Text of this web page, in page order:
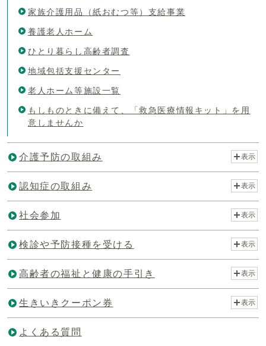
家族介護用品（紙おむつ等）支給事業
養護老人ホーム
ひとり暮らし高齢者調査
地域包括支援センター
老人ホーム等施設一覧
もしものときに備えて、「救急医療情報キット」を用
意しませんか
介護予防の取組み 表示
認知症の取組み 表示
社会参加 表示
検診や予防接種を受ける 表示
高齢者の福祉と健康の手引き 表示
生きいきクーポン券 表示
よくある質問